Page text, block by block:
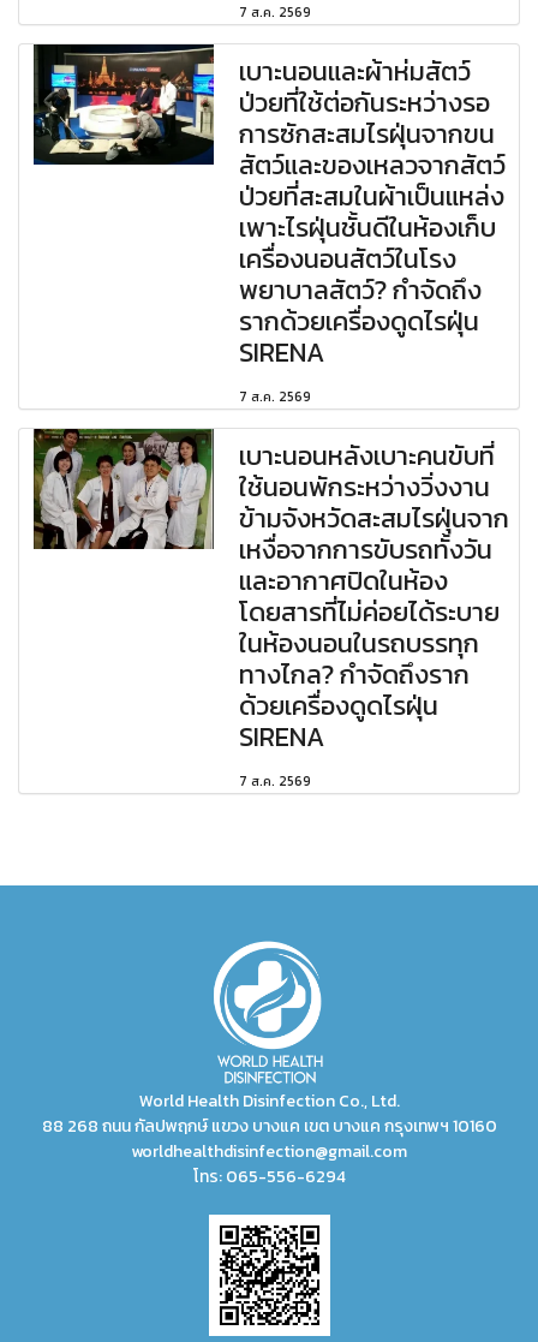
7 ส.ค. 2569
เบาะนอนและผ้าห่มสัตว์
ป่วยที่ใช้ต่อกันระหว่างรอ
การซักสะสมไรฝุ่นจากขน
สัตว์และของเหลวจากสัตว์
ป่วยที่สะสมในผ้าเป็นแหล่ง
เพาะไรฝุ่นชั้นดีในห้องเก็บ
เครื่องนอนสัตว์ในโรง
พยาบาลสัตว์? กำจัดถึง
รากด้วยเครื่องดูดไรฝุ่น
SIRENA
7 ส.ค. 2569
เบาะนอนหลังเบาะคนขับที่
ใช้นอนพักระหว่างวิ่งงาน
ข้ามจังหวัดสะสมไรฝุ่นจาก
เหงื่อจากการขับรถทั้งวัน
และอากาศปิดในห้อง
โดยสารที่ไม่ค่อยได้ระบาย
ในห้องนอนในรถบรรทุก
ทางไกล? กำจัดถึงราก
ด้วยเครื่องดูดไรฝุ่น
SIRENA
7 ส.ค. 2569
World Health Disinfection Co., Ltd.
88 268 ถนน กัลปพฤกษ์ แขวง บางแค เขต บางแค กรุงเทพฯ 10160
worldhealthdisinfection@gmail.com
โทร:065-556-6294